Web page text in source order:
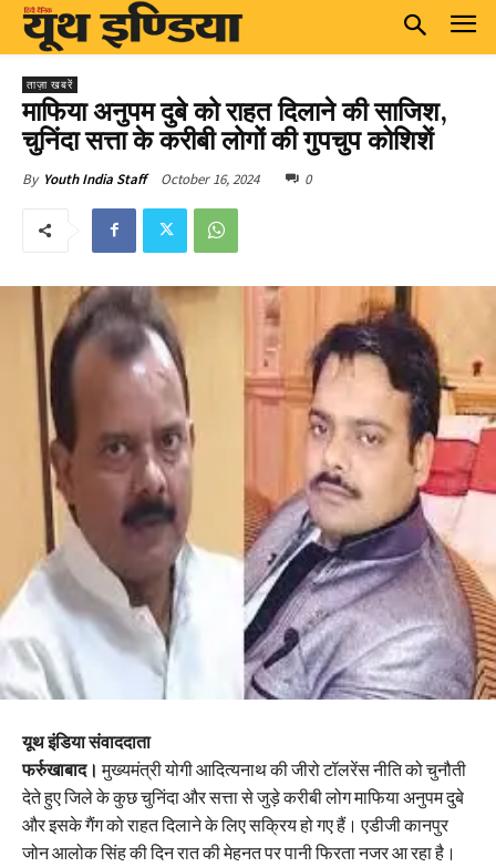
ताज़ा खबरें
माफिया अनुपम दुबे को राहत दिलाने की साजिश,
चुनिंदा सत्ता के करीबी लोगों की गुपचुप कोशिशें
By Youth India Staff October 16, 2024 0
यूथ इंडिया संवाददाता
फर्रुखाबाद। मुख्यमंत्री योगी आदित्यनाथ की जीरो टॉलरेंस नीति को चुनौती
देते हुए जिले के कुछ चुनिंदा और सत्ता से जुड़े करीबी लोग माफिया अनुपम दुबे
और इसके गैंग को राहत दिलाने के लिए सक्रिय हो गए हैं। एडीजी कानपुर
जोन आलोक सिंह की दिन रात की मेहनत पर पानी फिरता नजर आ रहा है।